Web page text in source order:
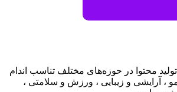
تولید محتوا در حوزه‌های مختلف تناسب اندام
، آرایشی و زیبایی ، ورزش و سلامتی ،